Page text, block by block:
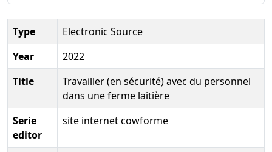
Type
Electronic Source
Year
2022
Title
Travailler (en sécurité) avec du personnel
dans une ferme laitière
Serie
editor
site internet cowforme